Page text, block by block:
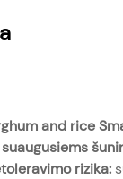
and rice
rizika: